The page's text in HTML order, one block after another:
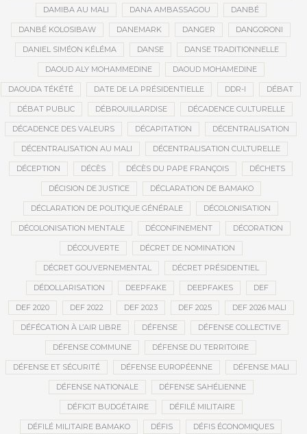
DAMIBA AU MALI DANA AMBASSAGOU DANBÉ
DANBÉ KOLOSIBAW DANEMARK DANGER DANGORONI
DANIEL SIMÉON KÉLÉMA DANSE DANSE TRADITIONNELLE
DAOUD ALY MOHAMMEDINE DAOUD MOHAMEDINE
DAOUDA TÉKÉTÉ DATE DE LA PRÉSIDENTIELLE DDR-I DÉBAT
DÉBAT PUBLIC DÉBROUILLARDISE DÉCADENCE CULTURELLE
DÉCADENCE DES VALEURS DÉCAPITATION DÉCENTRALISATION
DÉCENTRALISATION AU MALI DÉCENTRALISATION CULTURELLE
DÉCEPTION DÉCÈS DÉCÈS DU PAPE FRANÇOIS DÉCHETS
DÉCISION DE JUSTICE DÉCLARATION DE BAMAKO
DÉCLARATION DE POLITIQUE GÉNÉRALE DÉCOLONISATION
DÉCOLONISATION MENTALE DÉCONFINEMENT DÉCORATION
DÉCOUVERTE DÉCRET DE NOMINATION
DÉCRET GOUVERNEMENTAL DÉCRET PRÉSIDENTIEL
DÉDOLLARISATION DEEPFAKE DEEPFAKES DEF
DEF 2020 DEF 2022 DEF 2023 DEF 2025 DEF 2026 MALI
DÉFÉCATION À L’AIR LIBRE DÉFENSE DÉFENSE COLLECTIVE
DÉFENSE COMMUNE DÉFENSE DU TERRITOIRE
DÉFENSE ET SÉCURITÉ DÉFENSE EUROPÉENNE DÉFENSE MALI
DÉFENSE NATIONALE DÉFENSE SAHÉLIENNE
DÉFICIT BUDGÉTAIRE DÉFILÉ MILITAIRE
DÉFILÉ MILITAIRE BAMAKO DÉFIS DÉFIS ÉCONOMIQUES